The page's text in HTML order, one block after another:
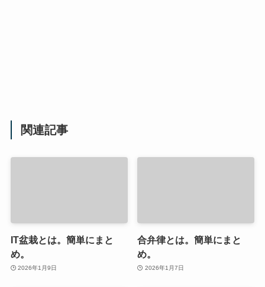
関連記事
IT盆栽とは。簡単にまと
め。
2026年1月9日
合弁律とは。簡単にまと
め。
2026年1月7日